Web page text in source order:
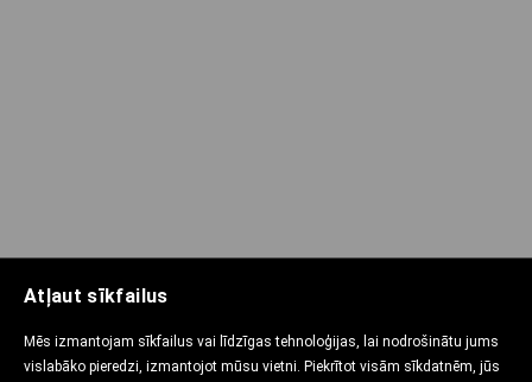
Atļaut sīkfailus
Mēs izmantojam sīkfailus vai līdzīgas tehnoloģijas, lai nodrošinātu jums
vislabāko pieredzi, izmantojot mūsu vietni. Piekrītot visām sīkdatnēm, jūs